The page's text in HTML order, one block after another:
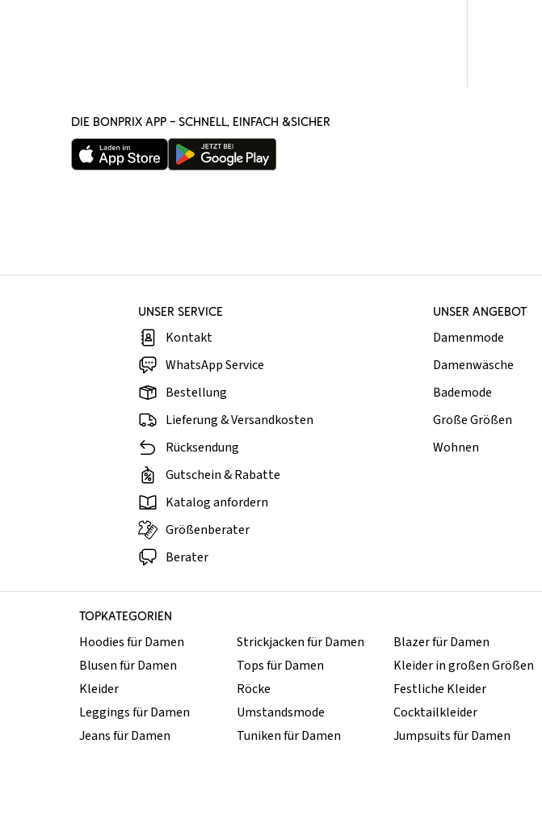
DIE BONPRIX APP – SCHNELL, EINFACH &SICHER
UNSER SERVICE
Kontakt
WhatsApp Service
Bestellung
Lieferung & Versandkosten
Rücksendung
Gutschein & Rabatte
Katalog anfordern
Größenberater
Berater
UNSER ANGEBOT
Damenmode
Damenwäsche
Bademode
Große Größen
Wohnen
TOPKATEGORIEN
Hoodies für Damen
Blusen für Damen
Kleider
Leggings für Damen
Jeans für Damen
Strickjacken für Damen
Tops für Damen
Röcke
Umstandsmode
Tuniken für Damen
Blazer für Damen
Kleider in großen Größen
Festliche Kleider
Cocktailkleider
Jumpsuits für Damen